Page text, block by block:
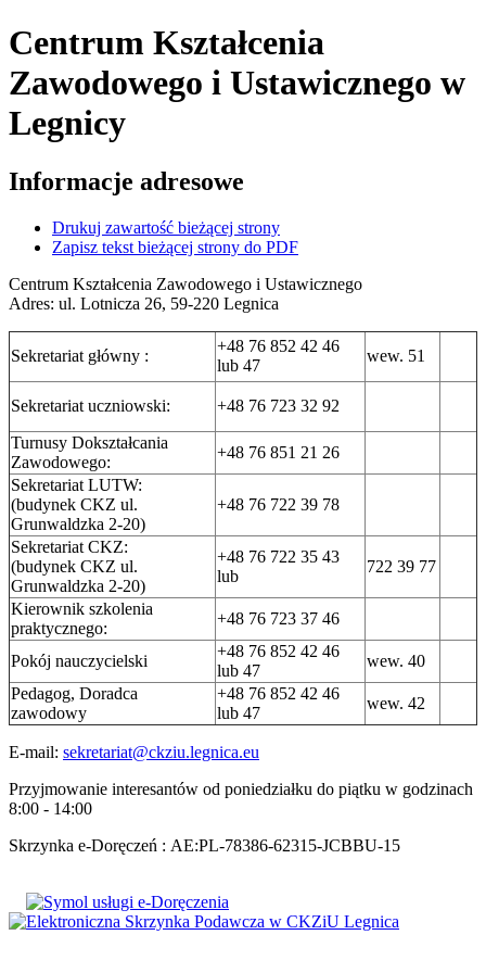
Centrum Kształcenia
Zawodowego i Ustawicznego w
Legnicy
Informacje adresowe
Drukuj zawartość bieżącej strony
Zapisz tekst bieżącej strony do PDF
Centrum Kształcenia Zawodowego i Ustawicznego
Adres: ul. Lotnicza 26, 59-220 Legnica
Sekretariat główny :
+48 76 852 42 46
lub 47
wew. 51
Sekretariat uczniowski:
+48 76 723 32 92
Turnusy Dokształcania
Zawodowego:
+48 76 851 21 26
Sekretariat LUTW:
(budynek CKZ ul.
Grunwaldzka 2-20)
+48 76 722 39 78
Sekretariat CKZ:
(budynek CKZ ul.
Grunwaldzka 2-20)
+48 76 722 35 43
lub
722 39 77
Kierownik szkolenia
praktycznego:
+48 76 723 37 46
Pokój nauczycielski
+48 76 852 42 46
lub 47
wew. 40
Pedagog, Doradca
zawodowy
+48 76 852 42 46
lub 47
wew. 42
E-mail: sekretariat@ckziu.legnica.eu
Przyjmowanie interesantów od poniedziałku do piątku w godzinach
8:00 - 14:00
Skrzynka e-Doręczeń : AE:PL-78386-62315-JCBBU-15